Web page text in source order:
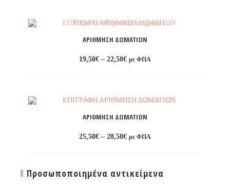
λίστα
επιθυμιών
ΑΡΊΘΜΗΣΗ ΔΩΜΑΤΊΩΝ
19,50€ – 22,50€Price
με ΦΠΑ
λίστα
επιθυμιών
ΑΡΊΘΜΗΣΗ ΔΩΜΑΤΊΩΝ
25,50€ – 28,50€Price
28,50€
με ΦΠΑ
Προσθήκη
Προσωποποιημένα αντικείμενα